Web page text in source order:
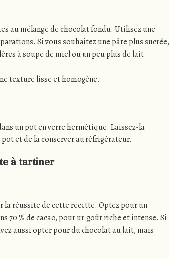
au mélange de chocolat fondu. Utilisez une
Si vous souhaitez une pâte plus sucrée,
à soupe de miel ou un peu plus de lait
texture lisse et homogène.
un pot en verre hermétique. Laissez-la
et de la conserver au réfrigérateur.
à tartiner
réussite de cette recette. Optez pour un
70 % de cacao, pour un goût riche et intense. Si
aussi opter pour du chocolat au lait, mais